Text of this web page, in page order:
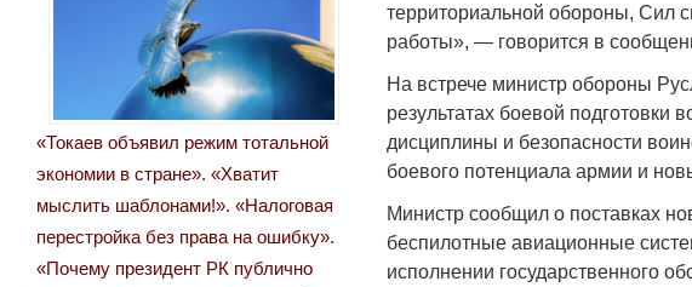
территориальной обороны, Сил
работы», — говорится в
На встрече министр обороны
результатах боевой
дисциплины и безопасности
боевого потенциала армии и
Министр сообщил о поставках
беспилотные авиационные
исполнении государственного
«Токаев объявил режим тотальной
экономии в стране». «Хватит
мыслить шаблонами!». «Налоговая
перестройка без права на ошибку».
«Почему президент РК публично